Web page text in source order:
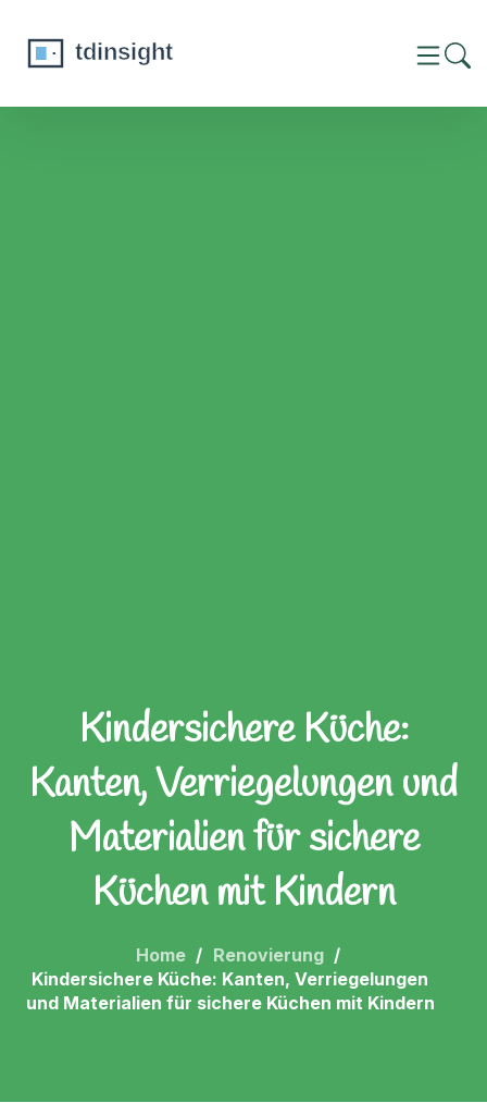
Kindersichere Küche:
Kanten, Verriegelungen und
Materialien für sichere
Küchen mit Kindern
Home
Renovierung
Kindersichere Küche: Kanten, Verriegelungen
und Materialien für sichere Küchen mit Kindern